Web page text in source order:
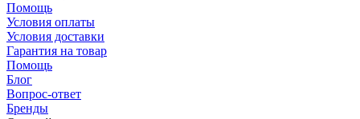
Помощь
Условия оплаты
Условия доставки
Гарантия на товар
Помощь
Блог
Вопрос-ответ
Бренды